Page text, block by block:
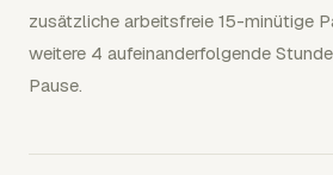
zusätzliche arbeitsfreie 15-minütige
weitere 4 aufeinanderfolgende
Pause.